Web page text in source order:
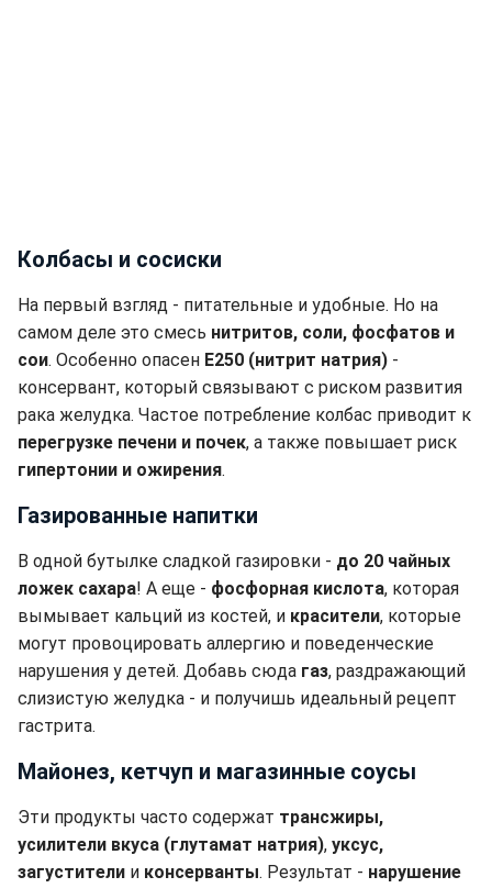
Колбасы и сосиски
На первый взгляд - питательные и удобные. Но на
самом деле это смесь нитритов, соли, фосфатов и
сои. Особенно опасен E250 (нитрит натрия) -
консервант, который связывают с риском развития
рака желудка. Частое потребление колбас приводит к
перегрузке печени и почек, а также повышает риск
гипертонии и ожирения.
Газированные напитки
В одной бутылке сладкой газировки - до 20 чайных
ложек сахара! А еще - фосфорная кислота, которая
вымывает кальций из костей, и красители, которые
могут провоцировать аллергию и поведенческие
нарушения у детей. Добавь сюда газ, раздражающий
слизистую желудка - и получишь идеальный рецепт
гастрита.
Майонез, кетчуп и магазинные соусы
Эти продукты часто содержат трансжиры,
усилители вкуса (глутамат натрия), уксус,
загустители и консерванты. Результат - нарушение